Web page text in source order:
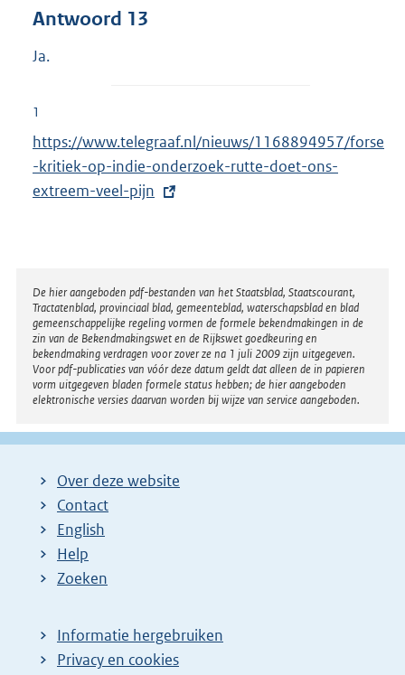
Antwoord 13
Ja.
1
E
x
t
e
l
i
n
k
:
https://www.telegraaf.nl/nieuws/1168894957/forse
-kritiek-op-indie-onderzoek-rutte-doet-ons-
extreem-veel-pijn
Disclaimer
De hier aangeboden pdf-bestanden van het Staatsblad, Staatscourant,
Tractatenblad, provinciaal blad, gemeenteblad, waterschapsblad en blad
gemeenschappelijke regeling vormen de formele bekendmakingen in de
zin van de Bekendmakingswet en de Rijkswet goedkeuring en
bekendmaking verdragen voor zover ze na 1 juli 2009 zijn uitgegeven.
Voor pdf-publicaties van vóór deze datum geldt dat alleen de in papieren
vorm uitgegeven bladen formele status hebben; de hier aangeboden
elektronische versies daarvan worden bij wijze van service aangeboden.
Over deze website
Contact
English
Help
Zoeken
Informatie hergebruiken
Privacy en cookies